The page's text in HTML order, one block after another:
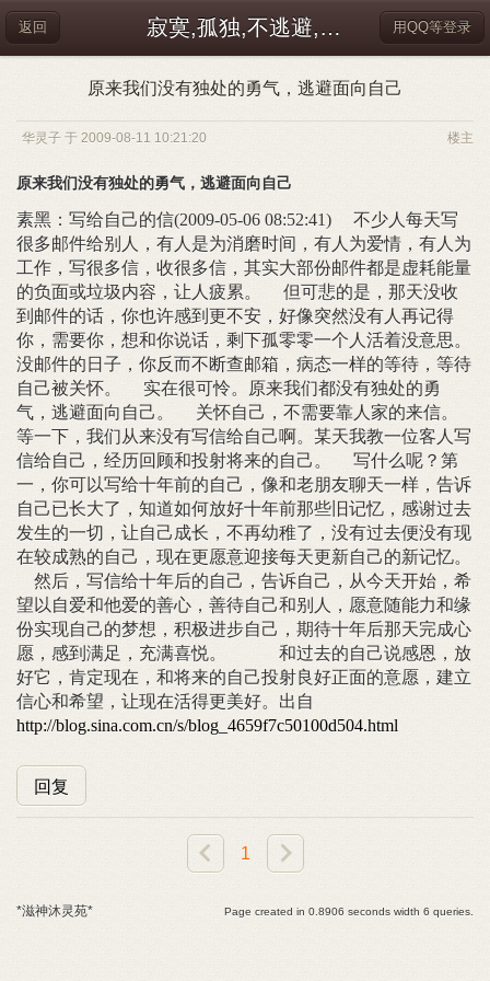
寂寞,孤独,不逃避,会独处
返回 用QQ等登录
原来我们没有独处的勇气，逃避面向自己
楼主
华灵子 于 2009-08-11 10:21:20
原来我们没有独处的勇气，逃避面向自己
素黑：写给自己的信(2009-05-06 08:52:41) 不少人每天写
很多邮件给别人，有人是为消磨时间，有人为爱情，有人为
工作，写很多信，收很多信，其实大部份邮件都是虚耗能量
的负面或垃圾内容，让人疲累。 但可悲的是，那天没收
到邮件的话，你也许感到更不安，好像突然没有人再记得
你，需要你，想和你说话，剩下孤零零一个人活着没意思。
没邮件的日子，你反而不断查邮箱，病态一样的等待，等待
自己被关怀。 实在很可怜。原来我们都没有独处的勇
气，逃避面向自己。 关怀自己，不需要靠人家的来信。
等一下，我们从来没有写信给自己啊。某天我教一位客人写
信给自己，经历回顾和投射将来的自己。 写什么呢？第
一，你可以写给十年前的自己，像和老朋友聊天一样，告诉
自己已长大了，知道如何放好十年前那些旧记忆，感谢过去
发生的一切，让自己成长，不再幼稚了，没有过去便没有现
在较成熟的自己，现在更愿意迎接每天更新自己的新记忆。
然后，写信给十年后的自己，告诉自己，从今天开始，希
望以自爱和他爱的善心，善待自己和别人，愿意随能力和缘
份实现自己的梦想，积极进步自己，期待十年后那天完成心
愿，感到满足，充满喜悦。 和过去的自己说感恩，放
好它，肯定现在，和将来的自己投射良好正面的意愿，建立
信心和希望，让现在活得更美好。出自
http://blog.sina.com.cn/s/blog_4659f7c50100d504.html
回复
1
*滋神沐灵苑* Page created in 0.8906 seconds width 6 queries.